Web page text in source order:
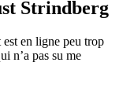
Strindberg
est en ligne peu trop
n’a pas su me